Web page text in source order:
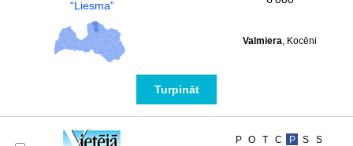
“Liesma”
Valmiera, Kocēni
Turpināt
P O T C P S S